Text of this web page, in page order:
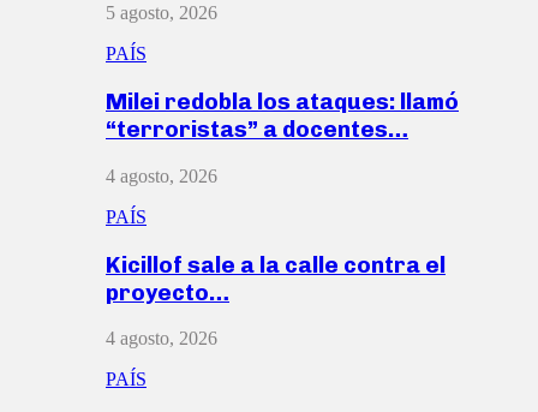
5 agosto, 2026
PAÍS
Milei redobla los ataques: llamó
“terroristas” a docentes…
4 agosto, 2026
PAÍS
Kicillof sale a la calle contra el
proyecto…
4 agosto, 2026
PAÍS